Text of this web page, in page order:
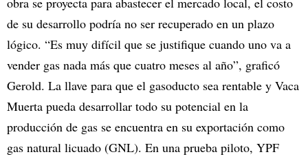
de su desarrollo podría no ser recuperado en un plazo
lógico. “Es muy difícil que se justifique cuando uno va a
vender gas nada más que cuatro meses al año”, graficó
Gerold. La llave para que el gasoducto sea rentable y Vaca
Muerta pueda desarrollar todo su potencial en la
producción de gas se encuentra en su exportación como
gas natural licuado (GNL). En una prueba piloto, YPF